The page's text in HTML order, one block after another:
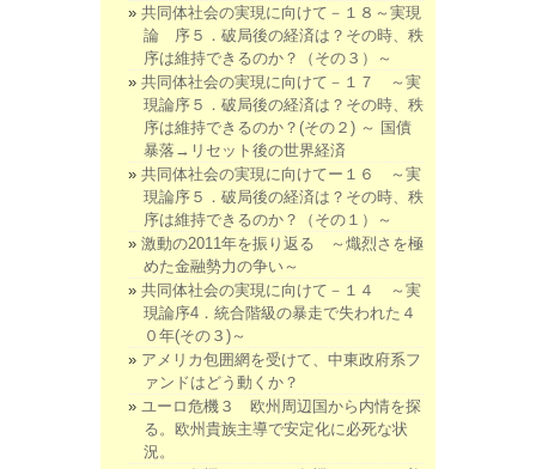
共同体社会の実現に向けて－１８～実現
論 序５．破局後の経済は？その時、秩
序は維持できるのか？（その３）～
共同体社会の実現に向けて－１７ ～実
現論序５．破局後の経済は？その時、秩
序は維持できるのか？(その２) ～ 国債
暴落→リセット後の世界経済
共同体社会の実現に向けてー１６ ～実
現論序５．破局後の経済は？その時、秩
序は維持できるのか？（その１）～
激動の2011年を振り返る ～熾烈さを極
めた金融勢力の争い～
共同体社会の実現に向けて－１４ ～実
現論序4．統合階級の暴走で失われた４
０年(その３)～
アメリカ包囲網を受けて、中東政府系フ
ァンドはどう動くか？
ユーロ危機３ 欧州周辺国から内情を探
る。欧州貴族主導で安定化に必死な状
況。